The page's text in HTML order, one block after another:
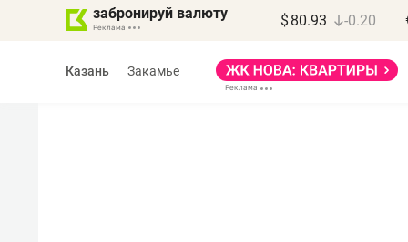
забронируй валюту $ 80.93 -0.20
Казань Закамье